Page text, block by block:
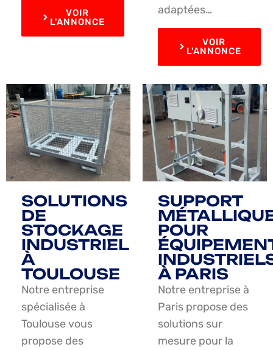
VOIR
L'ANNONCE
adaptées…
VOIR
L'ANNONCE
SOLUTIONS
DE
STOCKAGE
INDUSTRIEL
À
TOULOUSE
Notre entreprise
spécialisée à
Toulouse vous
propose des
SUPPORT
POUR
À PARIS
Notre entreprise à
Paris propose des
solutions sur
mesure pour la